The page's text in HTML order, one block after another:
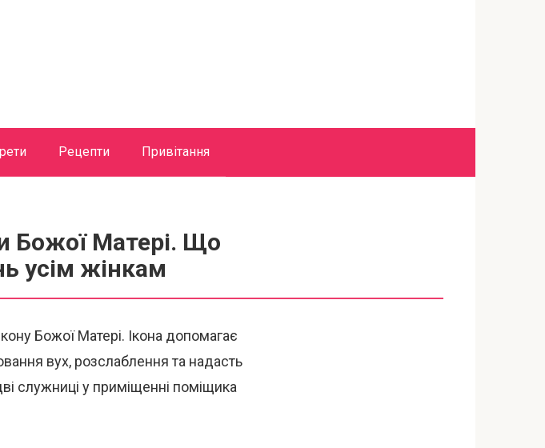
Рецепти Привітання
Божої Матері. Що
усім жінкам
Божої Матері. Ікона допомагає
вух, розслаблення та надасть
служниці у приміщенні поміщика